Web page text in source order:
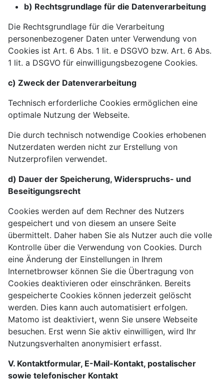
b) Rechtsgrundlage für die Datenverarbeitung
Die Rechtsgrundlage für die Verarbeitung
personenbezogener Daten unter Verwendung von
Cookies ist Art. 6 Abs. 1 lit. e DSGVO bzw. Art. 6 Abs.
1 lit. a DSGVO für einwilligungsbezogene Cookies.
c) Zweck der Datenverarbeitung
Technisch erforderliche Cookies ermöglichen eine
optimale Nutzung der Webseite.
Die durch technisch notwendige Cookies erhobenen
Nutzerdaten werden nicht zur Erstellung von
Nutzerprofilen verwendet.
d) Dauer der Speicherung, Widerspruchs- und
Beseitigungsrecht
Cookies werden auf dem Rechner des Nutzers
gespeichert und von diesem an unsere Seite
übermittelt. Daher haben Sie als Nutzer auch die volle
Kontrolle über die Verwendung von Cookies. Durch
eine Änderung der Einstellungen in Ihrem
Internetbrowser können Sie die Übertragung von
Cookies deaktivieren oder einschränken. Bereits
gespeicherte Cookies können jederzeit gelöscht
werden. Dies kann auch automatisiert erfolgen.
Matomo ist deaktiviert, wenn Sie unsere Webseite
besuchen. Erst wenn Sie aktiv einwilligen, wird Ihr
Nutzungsverhalten anonymisiert erfasst.
V. Kontaktformular, E-Mail-Kontakt, postalischer
sowie telefonischer Kontakt